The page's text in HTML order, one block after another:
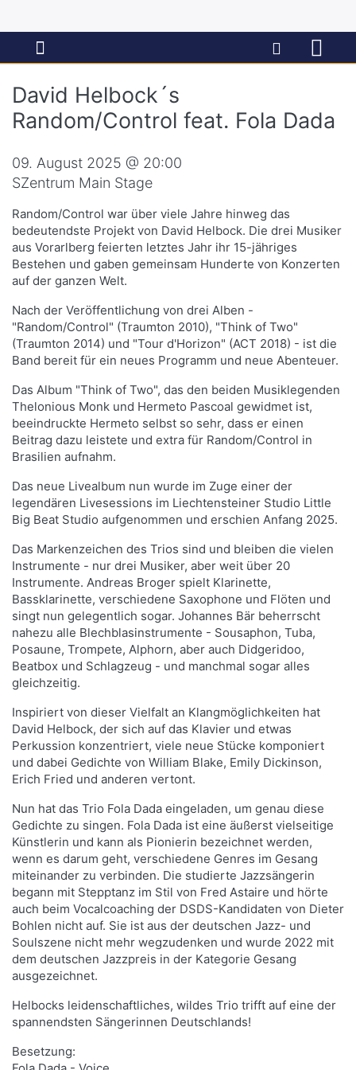
David Helbock´s
Random/Control feat. Fola Dada
09. August 2025 @ 20:00
SZentrum Main Stage
Random/Control war über viele Jahre hinweg das
bedeutendste Projekt von David Helbock. Die drei Musiker
aus Vorarlberg feierten letztes Jahr ihr 15-jähriges
Bestehen und gaben gemeinsam Hunderte von Konzerten
auf der ganzen Welt.
Nach der Veröffentlichung von drei Alben -
"Random/Control" (Traumton 2010), "Think of Two"
(Traumton 2014) und "Tour d'Horizon" (ACT 2018) - ist die
Band bereit für ein neues Programm und neue Abenteuer.
Das Album "Think of Two", das den beiden Musiklegenden
Thelonious Monk und Hermeto Pascoal gewidmet ist,
beeindruckte Hermeto selbst so sehr, dass er einen
Beitrag dazu leistete und extra für Random/Control in
Brasilien aufnahm.
Das neue Livealbum nun wurde im Zuge einer der
legendären Livesessions im Liechtensteiner Studio Little
Big Beat Studio aufgenommen und erschien Anfang 2025.
Das Markenzeichen des Trios sind und bleiben die vielen
Instrumente - nur drei Musiker, aber weit über 20
Instrumente. Andreas Broger spielt Klarinette,
Bassklarinette, verschiedene Saxophone und Flöten und
singt nun gelegentlich sogar. Johannes Bär beherrscht
nahezu alle Blechblasinstrumente - Sousaphon, Tuba,
Posaune, Trompete, Alphorn, aber auch Didgeridoo,
Beatbox und Schlagzeug - und manchmal sogar alles
gleichzeitig.
Inspiriert von dieser Vielfalt an Klangmöglichkeiten hat
David Helbock, der sich auf das Klavier und etwas
Perkussion konzentriert, viele neue Stücke komponiert
und dabei Gedichte von William Blake, Emily Dickinson,
Erich Fried und anderen vertont.
Nun hat das Trio Fola Dada eingeladen, um genau diese
Gedichte zu singen. Fola Dada ist eine äußerst vielseitige
Künstlerin und kann als Pionierin bezeichnet werden,
wenn es darum geht, verschiedene Genres im Gesang
miteinander zu verbinden. Die studierte Jazzsängerin
begann mit Stepptanz im Stil von Fred Astaire und hörte
auch beim Vocalcoaching der DSDS-Kandidaten von Dieter
Bohlen nicht auf. Sie ist aus der deutschen Jazz- und
Soulszene nicht mehr wegzudenken und wurde 2022 mit
dem deutschen Jazzpreis in der Kategorie Gesang
ausgezeichnet.
Helbocks leidenschaftliches, wildes Trio trifft auf eine der
spannendsten Sängerinnen Deutschlands!
Besetzung: